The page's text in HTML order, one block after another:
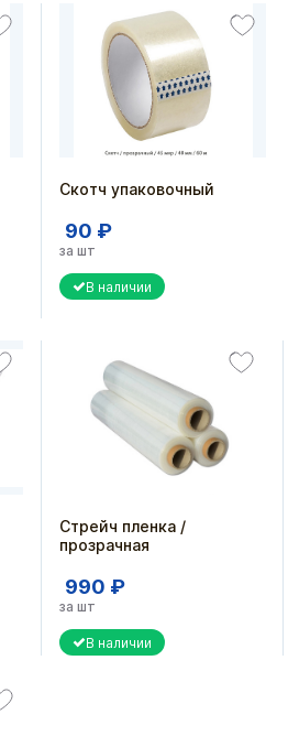
Скотч упаковочный
90 ₽
за шт
В наличии
Стрейч пленка /
прозрачная
990 ₽
за шт
В наличии